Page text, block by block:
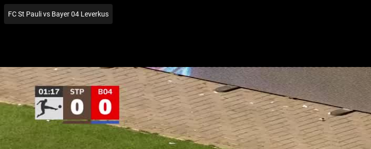
FC St Pauli vs Bayer 04 Leverkus